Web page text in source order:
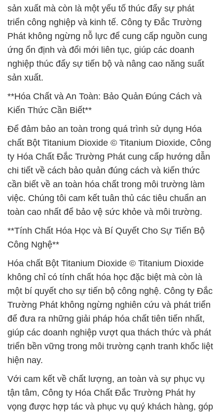
sản xuất mà còn là một yếu tố thúc đẩy sự phát
triển công nghiệp và kinh tế. Công ty Đắc Trường
Phát không ngừng nỗ lực để cung cấp nguồn cung
ứng ổn định và đổi mới liên tục, giúp các doanh
nghiệp thúc đẩy sự tiến bộ và nâng cao năng suất
sản xuất.
**Hóa Chất và An Toàn: Bảo Quản Đúng Cách và
Kiến Thức Cần Biết**
Để đảm bảo an toàn trong quá trình sử dụng Hóa
chất Bột Titanium Dioxide © Titanium Dioxide, Công
ty Hóa Chất Đắc Trường Phát cung cấp hướng dẫn
chi tiết về cách bảo quản đúng cách và kiến thức
cần biết về an toàn hóa chất trong môi trường làm
việc. Chúng tôi cam kết tuân thủ các tiêu chuẩn an
toàn cao nhất để bảo vệ sức khỏe và môi trường.
**Tính Chất Hóa Học và Bí Quyết Cho Sự Tiến Bộ
Công Nghệ**
Hóa chất Bột Titanium Dioxide © Titanium Dioxide
không chỉ có tính chất hóa học đặc biệt mà còn là
một bí quyết cho sự tiến bộ công nghệ. Công ty Đắc
Trường Phát không ngừng nghiên cứu và phát triển
để đưa ra những giải pháp hóa chất tiên tiến nhất,
giúp các doanh nghiệp vượt qua thách thức và phát
triển bền vững trong môi trường cạnh tranh khốc liệt
hiện nay.
Với cam kết về chất lượng, an toàn và sự phục vụ
tận tâm, Công ty Hóa Chất Đắc Trường Phát hy
vọng được hợp tác và phục vụ quý khách hàng, góp